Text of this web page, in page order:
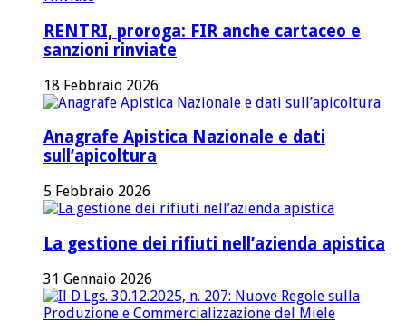
RENTRI, proroga: FIR anche cartaceo e
sanzioni rinviate
18 Febbraio 2026
Anagrafe Apistica Nazionale e dati
sull’apicoltura
5 Febbraio 2026
La gestione dei rifiuti nell’azienda apistica
31 Gennaio 2026